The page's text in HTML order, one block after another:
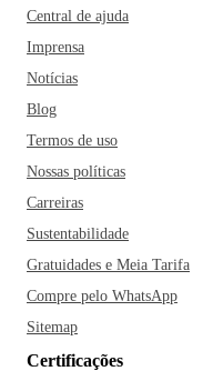
Central de ajuda
Imprensa
Notícias
Blog
Termos de uso
Nossas políticas
Carreiras
Sustentabilidade
Gratuidades e Meia Tarifa
Compre pelo WhatsApp
Sitemap
Certificações